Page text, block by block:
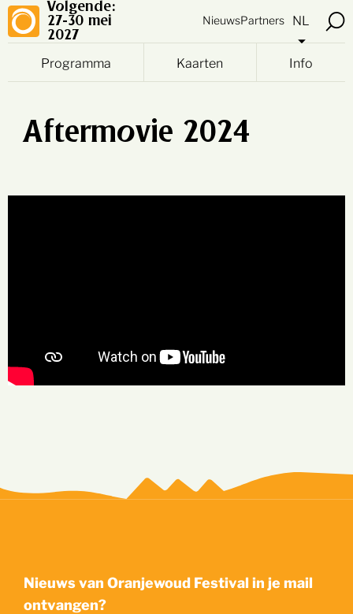
Volgende:
27-30 mei
2027
Programma Kaarten Info
NieuwsPartners NL
Aftermovie 2024
Nieuws van Oranjewoud Festival in je mail
ontvangen?